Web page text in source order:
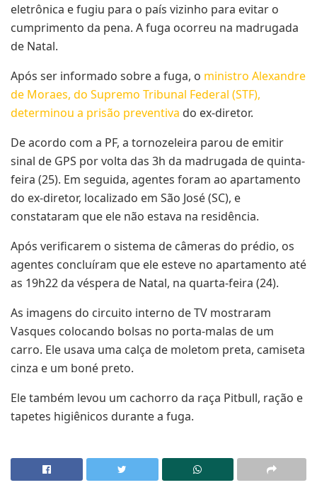
eletrônica e fugiu para o país vizinho para evitar o
cumprimento da pena. A fuga ocorreu na madrugada
de Natal.
Após ser informado sobre a fuga, o ministro Alexandre
de Moraes, do Supremo Tribunal Federal (STF),
determinou a prisão preventiva do ex-diretor.
De acordo com a PF, a tornozeleira parou de emitir
sinal de GPS por volta das 3h da madrugada de quinta-
feira (25). Em seguida, agentes foram ao apartamento
do ex-diretor, localizado em São José (SC), e
constataram que ele não estava na residência.
Após verificarem o sistema de câmeras do prédio, os
agentes concluíram que ele esteve no apartamento até
as 19h22 da véspera de Natal, na quarta-feira (24).
As imagens do circuito interno de TV mostraram
Vasques colocando bolsas no porta-malas de um
carro. Ele usava uma calça de moletom preta, camiseta
cinza e um boné preto.
Ele também levou um cachorro da raça Pitbull, ração e
tapetes higiênicos durante a fuga.